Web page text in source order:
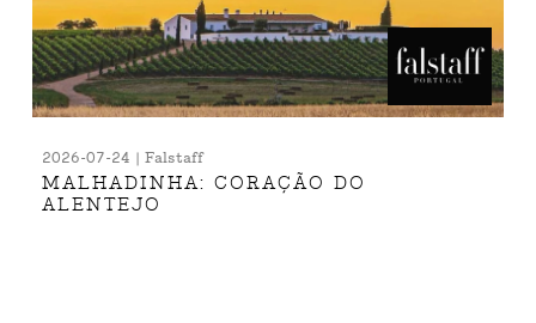
2026-07-24 | Falstaff
MALHADINHA: CORAÇÃO DO
ALENTEJO